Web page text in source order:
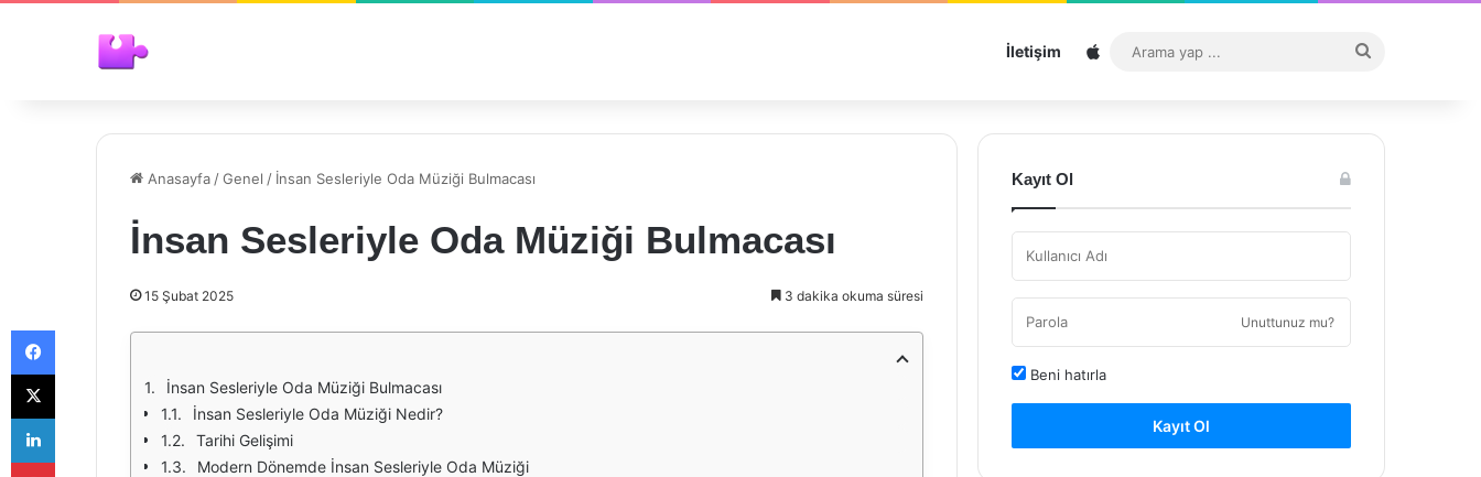
İletişim Sitemap
...
Anasayfa /Genel / İnsan Sesleriyle Oda Müziği Bulmacası
İnsan Sesleriyle Oda Müziği Bulmacası
15 Şubat 2025 3 dakika okuma süresi
İnsan Sesleriyle Oda Müziği Bulmacası
İnsan Sesleriyle Oda Müziği Nedir?
Tarihi Gelişimi
Modern Dönemde İnsan Sesleriyle Oda Müziği
Kayıt Ol
Unuttunuz mu?
Beni hatırla
Kayıt Ol
Facebook
X
LinkedIn
Pinterest